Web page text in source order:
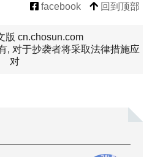
facebook 回到顶部
版 cn.chosun.com
, 对于抄袭者将采取法律措施应
对